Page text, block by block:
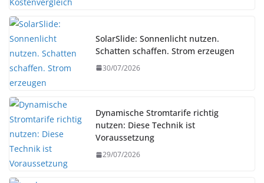
SolarSlide: Sonnenlicht nutzen.
Schatten schaffen. Strom erzeugen
30/07/2026
Dynamische Stromtarife richtig
nutzen: Diese Technik ist
Voraussetzung
29/07/2026